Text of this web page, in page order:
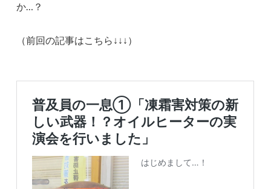
か…？
（前回の記事はこちら↓↓↓）